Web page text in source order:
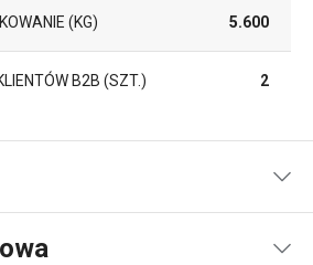
(KG) 5.600
B2B (SZT.) 2
o bezpieczeństwie